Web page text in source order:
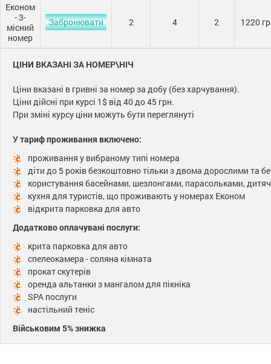
Економ
- 3-
місний
номер
Забронювати 2 4 2 1220
ЦІНИ ВКАЗАНІ ЗА НОМЕР\НІЧ
Ціни вказані в гривні за номер за добу (без харчування).
Ціни дійсні при курсі 1$ від 40 до 45 грн.
При зміні курсу ціни можуть бути переглянуті
У тариф проживання включено:
проживання у вибраному типі номера
діти до 5 років безкоштовно тільки з двома дорослими та
користування басейнами, шезлонгами, парасольками,
кухня для туристів, що проживають у номерах Економ
відкрита парковка для авто
Додатково оплачувані послуги:
крита парковка для авто
спелеокамера - соляна кімната
прокат скутерів
оренда альтанки з мангалом для пікніка
SPA послуги
настільний теніс
Військовим 5% знижка